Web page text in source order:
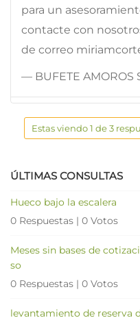
para un
contacte con
de correo
— BUFETE AMOROS
Estas viendo 1 de 3
ÚLTIMAS CONSULTAS
Hueco bajo la escalera
0 Respuestas | 0 Votos
Meses sin bases de
so
0 Respuestas | 0 Votos
levantamiento de reserva